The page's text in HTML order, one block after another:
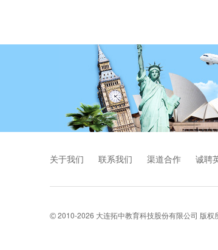
关于我们 联系我们 渠道合作 诚聘
©2010-2026 大连拓中教育科技股份有限公司 版权